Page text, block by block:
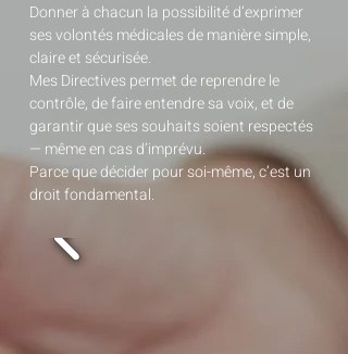
Un profil créé en quelques clics.
Une application 100 % sécurisée et
gratuite.
La médecine évolue : ce qui était incurable
hier peut être traité demain. Vos souhaits
ou votre entourage.
Donner à chacun la possibilité d’exprimer
ses volontés médicales de manière simple,
claire et sécurisée.
Mes Directives permet de reprendre le
contrôle, de faire entendre sa voix, et de
garantir que ses souhaits soient respectés
— même en cas d’imprévu.
Parce que décider pour soi-même, c’est un
droit fondamental.